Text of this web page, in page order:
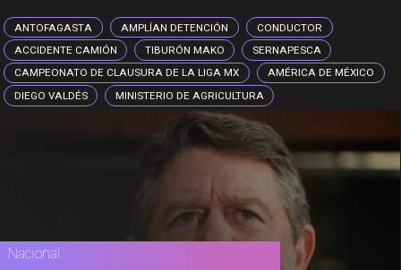
ANTOFAGASTA AMPLÍAN DETENCIÓN
CONDUCTOR
ACCIDENTE CAMIÓN
TIBURÓN MAKO
SERNAPESCA
CAMPEONATO DE CLAUSURA DE LA LIGA MX
AMÉRICA DE MÉXICO
DIEGO VALDÉS
MINISTERIO DE AGRICULTURA
Nacional